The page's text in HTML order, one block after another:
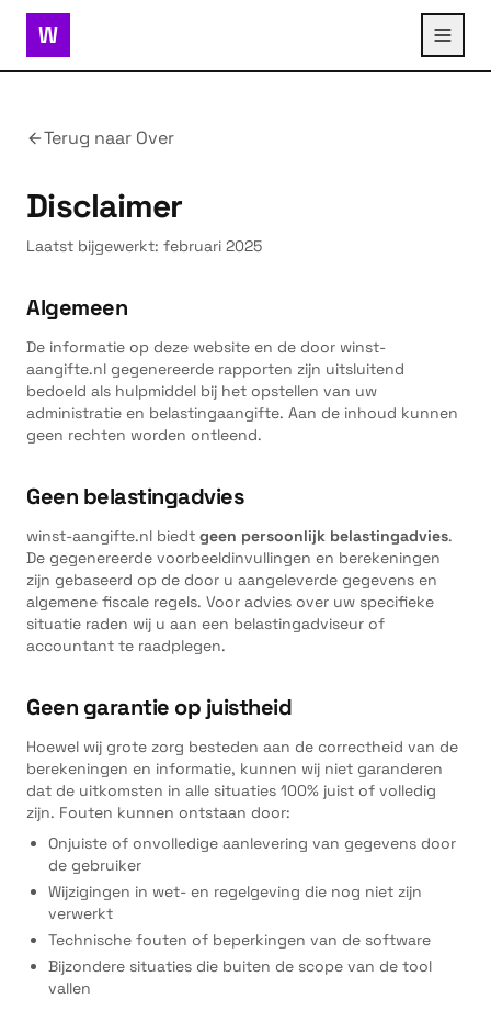
W
Terug naar Over
Disclaimer
Laatst bijgewerkt: februari 2025
Algemeen
De informatie op deze website en de door winst-
aangifte.nl gegenereerde rapporten zijn uitsluitend
bedoeld als hulpmiddel bij het opstellen van uw
administratie en belastingaangifte. Aan de inhoud kunnen
geen rechten worden ontleend.
Geen belastingadvies
winst-aangifte.nl biedt geen persoonlijk belastingadvies.
De gegenereerde voorbeeldinvullingen en berekeningen
zijn gebaseerd op de door u aangeleverde gegevens en
algemene fiscale regels. Voor advies over uw specifieke
situatie raden wij u aan een belastingadviseur of
accountant te raadplegen.
Geen garantie op juistheid
Hoewel wij grote zorg besteden aan de correctheid van de
berekeningen en informatie, kunnen wij niet garanderen
dat de uitkomsten in alle situaties 100% juist of volledig
zijn. Fouten kunnen ontstaan door:
Onjuiste of onvolledige aanlevering van gegevens door
de gebruiker
Wijzigingen in wet- en regelgeving die nog niet zijn
verwerkt
Technische fouten of beperkingen van de software
Bijzondere situaties die buiten de scope van de tool
vallen